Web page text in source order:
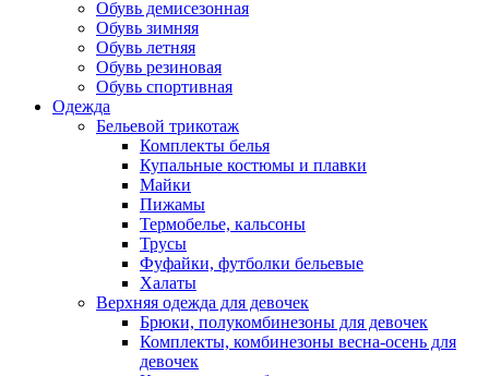
Обувь демисезонная
Обувь зимняя
Обувь летняя
Обувь резиновая
Обувь спортивная
Одежда
Бельевой трикотаж
Комплекты белья
Купальные костюмы и плавки
Майки
Пижамы
Термобелье, кальсоны
Трусы
Фуфайки, футболки бельевые
Халаты
Верхняя одежда для девочек
Брюки, полукомбинезоны для девочек
Комплекты, комбинезоны весна-осень для
девочек